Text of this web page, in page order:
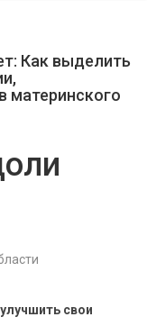
Как выделить
материнского
свои